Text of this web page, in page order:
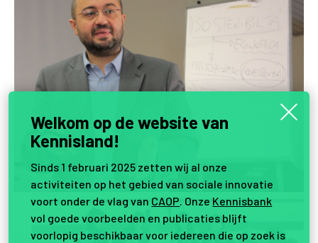
Welkom op de website van
Kennisland!
Sinds 1 februari 2025 zetten wij al onze
activiteiten op het gebied van sociale innovatie
voort onder de vlag van CAOP. Onze Kennisbank
vol goede voorbeelden en publicaties blijft
voorlopig beschikbaar voor iedereen die op zoek is